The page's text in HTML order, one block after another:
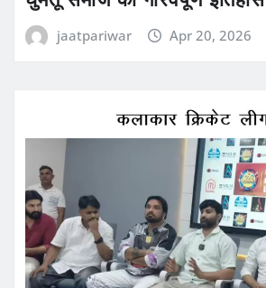
jaatpariwar Apr 20, 2026